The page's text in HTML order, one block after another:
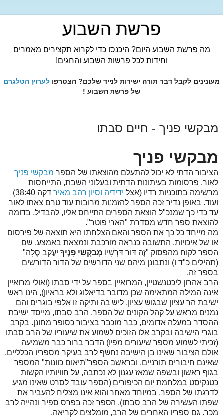
פרשת השבוע
מה פרשת השבוע היום? היכנסו כדי לקרוא תקצירים מאמרים
וחידות לכל פרשות השבוע והחגים!
מעונינים לקבל דבר תורה ישירות לנייד שלכם? הצטרפו לערוץ הטלגרם
של פרשת השבוע !
מבקשי פניך - חיים סבתו
מבקשי פניך
הציבור הדתי לא יכול להתעלם מהוצאתו של הספר מבקשי פניך
לאור. פרסומות בעיתונות הדתית ובעלוני השבת, התייחסות
מרשימה בתוכניות רדיו (אצל ידידיה וסיון רהב מאיר
דקה 38:40)
ועוד. באופן נדיר זכה הספר להזמנות מרובות עוד טרם צאתו לאור
עד כדי כך שמנכ"ל הוצאת הספרים התייחס אליו, להבדיל, בדומה
להוצאת ספר חדש מסדרת "הארי פוטר".
מה מייחד כל כך את הספר והאם הצלחתו היא תוצאה של פירסום
או של איכויות. התשובה כנראה מורכבת ונמצאת באמצע. שם
הספר לקוח מהפסוק "זֶה דּוֹר דֹּרְשָׁיו מְבַקְשֵׁי פָנֶיךָ יַעֲקֹב סֶלָה"
(תהילים כ"ד ו) ונתבונן מיהם שני הדורשים של הדור הדורשים
בספר זה.
הרב אהרון ליכטנשטיין, המרואיין בספר על ידי סבתו (ואולי מרואיין
אינה המילה המתאימה שכן מדובר בדיאלוג ולא בראיון), הינו ראש
ישיבת הר עציון שבגוש עציון, לישיבה ותיקה זו אלפי בוגרים והם
נמנים מראש על קהל הקונים של הספר. הרב סבתו, מייסד ישיבת
ההסדר במעלה אדומים, כבר מוכבר בציבור כסופר מחונן. בקרב
בוגרי הישיבה ובקרב אלו הזוכים לשמוע את שיעוריו של הרב סבתו
(זכיתי לשמוע מספר שיעורים מפיו) הדבר ברור כבר משמיעה
אולם הציבור שאינו בן הישיבה נחשף לרב בעיקר מספריו הכלליים,
שאינם חיבורים תורניים, ובראשם הספר"תיאום כוונות" המספר
בגוף ראשון ובשפה שמאז עגנון לא נכתבה, על חוויותיו הקשות
כטנקיסט במלחמת יום הכיפורים (הספר עובד לסרט שאינו מגיע
לדרגתו של הספר, במיוחד מאחר והוא אינו מצליח להעביר את
שפתו העשירה של הרב סבתו). הספר זכה בפרס ספיר ונהייה לרב
מכר. גם ספריו האחרים של הרב, מומלצים לקריאה.